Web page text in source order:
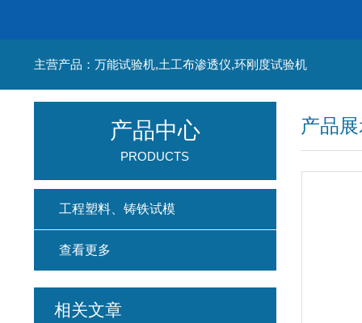
主营产品：万能试验机,土工布渗透仪,环刚度试验机
产品
产品中心
PRODUCTS
工程塑料、铸铁试模
查看更多
相关文章